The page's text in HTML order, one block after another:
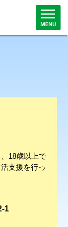
18歳以上で
支援を行っ
1